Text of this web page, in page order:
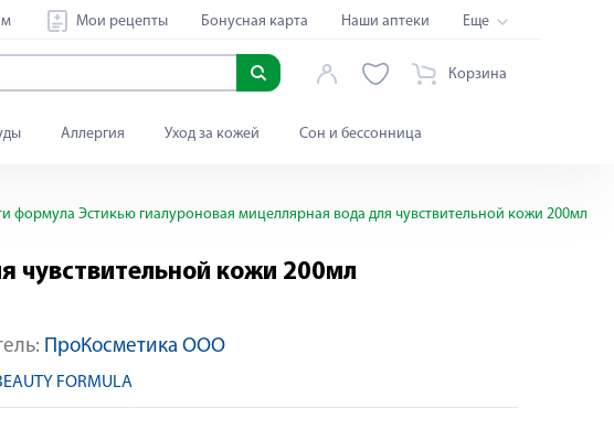
Мои рецепты Бонусная карта Наши аптеки Еще
Корзина
Аллергия Уход за кожей Сон и бессонница
формула Эстикью гиалуроновая мицеллярная вода для чувствительной кожи 200мл
чувствительной кожи 200мл
ПроКосметика ООО
FORMULA